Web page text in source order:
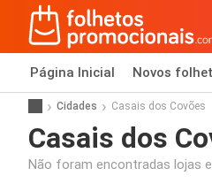
Página Inicial Novos
Cidades Casais dos Covões
Casais dos
Não foram encontradas lojas